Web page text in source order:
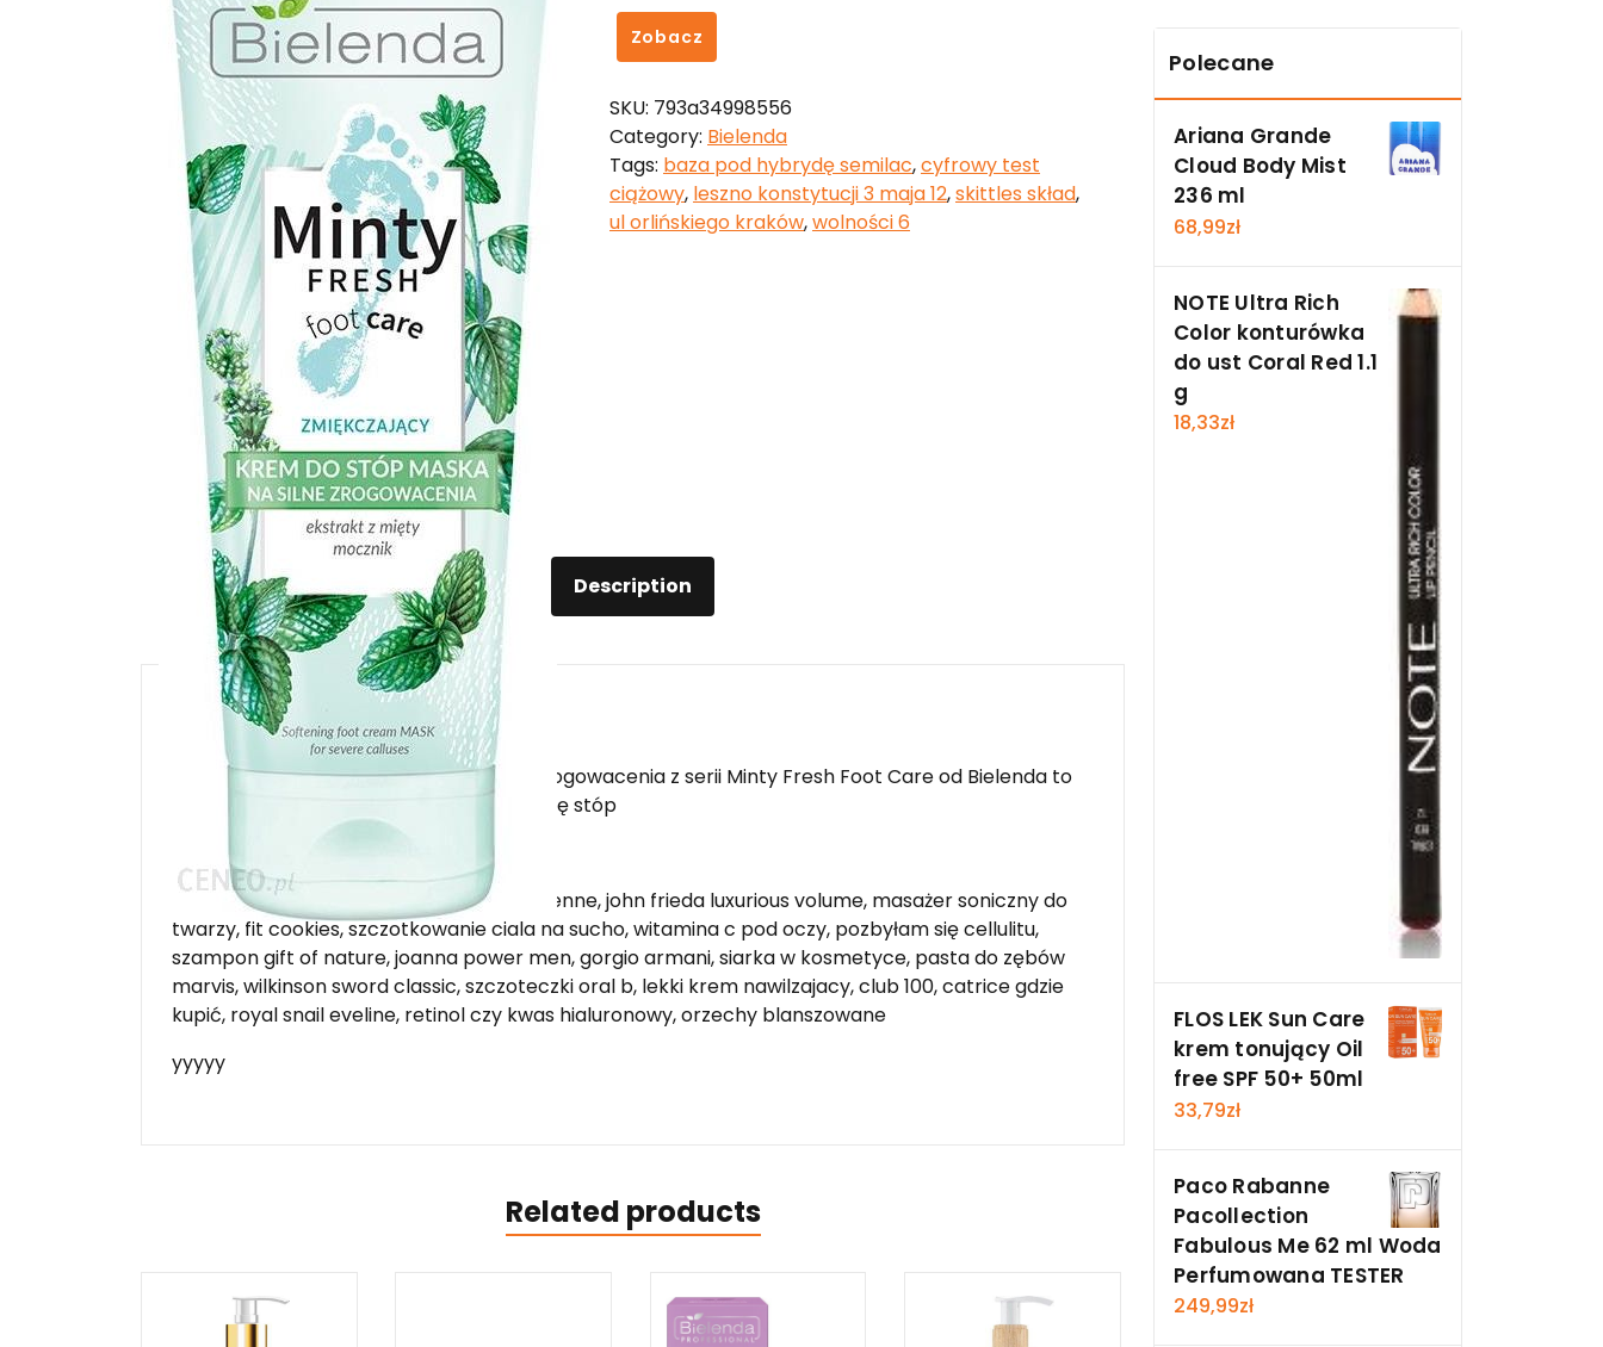
Zobacz
SKU: 793a34998556
Category: Bielenda
Tags: baza pod hybrydę semilac,cyfrowy test
ciążowy, leszno konstytucji 3 maja 12,skittles skład,
ul orlińskiego kraków,wolności 6
Description
Description
Zmiękczający krem do stóp maska na zrogowacenia z serii Minty Fresh Foot Care od Bielenda to
idealny sposób na miękką i zadbaną skórę stóp
Producent: Bielenda
stara iwiczna nowa 4, składniki komedogenne, john frieda luxurious volume, masażer soniczny do
twarzy, fit cookies, szczotkowanie ciala na sucho, witamina c pod oczy, pozbyłam się cellulitu,
szampon gift of nature, joanna power men, gorgio armani, siarka w kosmetyce, pasta do zębów
marvis, wilkinson sword classic, szczoteczki oral b, lekki krem nawilzajacy, club 100, catrice gdzie
kupić, royal snail eveline, retinol czy kwas hialuronowy, orzechy blanszowane
yyyyy
Related products
Polecane
Ariana Grande
Cloud Body Mist
236 ml
68,99zł
NOTE Ultra Rich
Color konturówka
do ust Coral Red 1.1
g
18,33zł
FLOS LEK Sun Care
krem tonujący Oil
free SPF 50+ 50ml
33,79zł
Paco Rabanne
Pacollection
Fabulous Me 62 ml Woda
Perfumowana TESTER
249,99zł